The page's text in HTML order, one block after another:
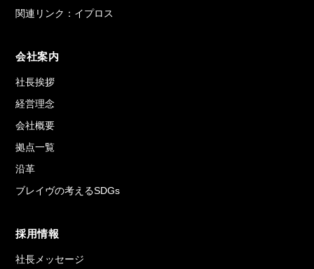
関連リンク：イプロス
会社案内
社長挨拶
経営理念
会社概要
拠点一覧
沿革
ブレイヴの考えるSDGs
採用情報
社長メッセージ